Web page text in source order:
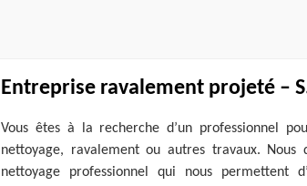
Entreprise ravalement projeté –
Vous êtes à la recherche d’un professionnel
nettoyage, ravalement ou autres travaux. Nous
nettoyage professionnel qui nous permettent